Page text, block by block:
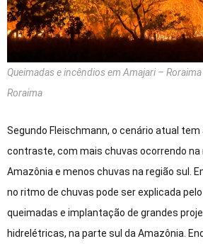
Queimadas e incêndios em Amajari –
Roraima
Segundo Fleischmann, o cenário atual
contraste, com mais chuvas ocorrendo na
Amazônia e menos chuvas na região sul.
no ritmo de chuvas pode ser explicada
queimadas e implantação de grandes
hidrelétricas, na parte sul da Amazônia.